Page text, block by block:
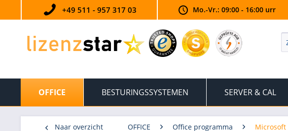
+49 511 - 957 317 03 Mo.-Vr.: 09:00 - 16:00 urr
OFFICE BESTURINGSSYSTEMEN SERVER & CAL
Naar overzicht OFFICE Office programma